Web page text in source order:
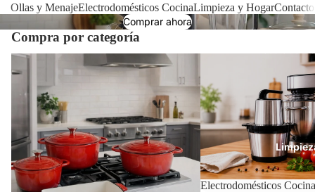
Ollas y MenajeElectrodomésticos CocinaLimpieza y HogarContacto
Comprar ahora
Compra por categoría
Ollas y Menaje Electrodomésticos Cocina
Electrodomésticos Cocina